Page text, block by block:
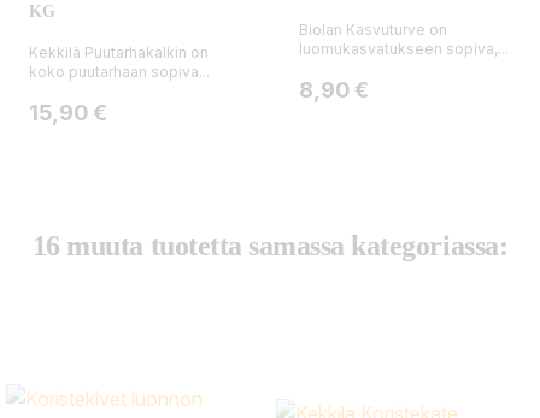
KG
Kekkilä Puutarhakalkin on
koko puutarhaan sopiva...
Hinta
15,90 €
Biolan Kasvuturve on
luomukasvatukseen sopiva,...
Hinta
8,90 €
16 muuta tuotetta samassa kategoriassa: